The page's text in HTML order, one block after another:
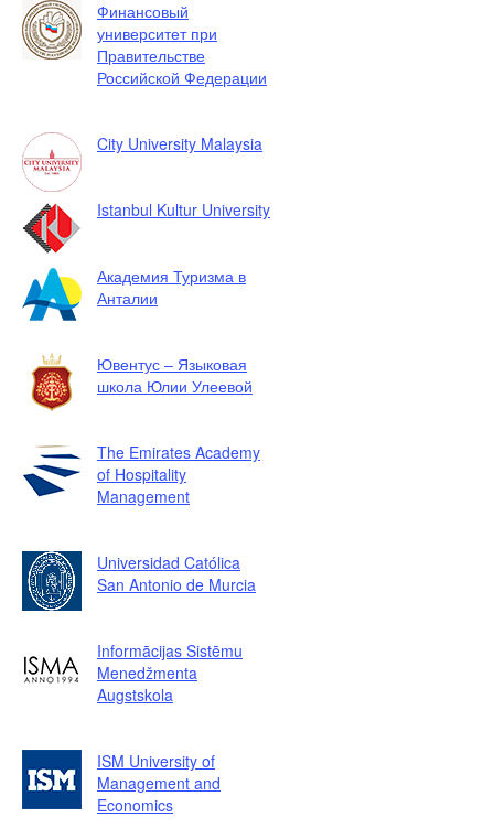
Финансовый
университет при
Правительстве
Российской Федерации
City University Malaysia
Istanbul Kultur University
Академия Туризма в
Анталии
Ювентус – Языковая
школа Юлии Улеевой
The Emirates Academy
of Hospitality
Management
Universidad Católica
San Antonio de Murcia
Informācijas Sistēmu
Menedžmenta
Augstskola
ISM University of
Management and
Economics